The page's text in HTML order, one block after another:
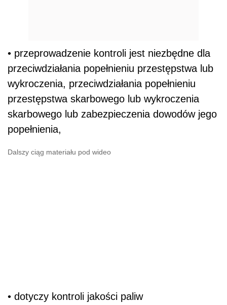
• przeprowadzenie kontroli jest niezbędne dla
przeciwdziałania popełnieniu przestępstwa lub
wykroczenia, przeciwdziałania popełnieniu
przestępstwa skarbowego lub wykroczenia
skarbowego lub zabezpieczenia dowodów jego
popełnienia,
Dalszy ciąg materiału pod wideo
• dotyczy kontroli jakości paliw